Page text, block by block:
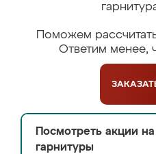
Поможем
Ответим менее,
Посмотреть акции
гарнитуры